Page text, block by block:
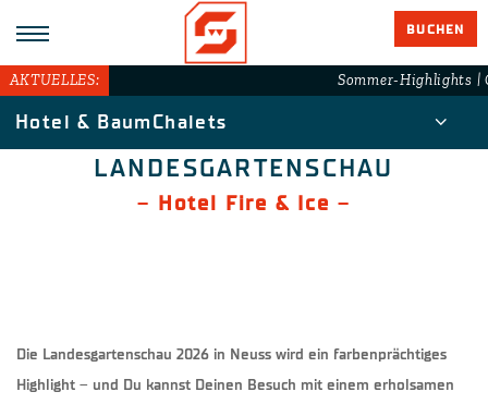
BUCHEN
Hotel & BaumChalets
LANDESGARTENSCHAU
– Hotel Fire & Ice –
Die Landesgartenschau 2026 in Neuss wird ein farbenprächtiges
Highlight – und Du kannst Deinen Besuch mit einem erholsamen
AKTUELLES: Sommer-Highlights